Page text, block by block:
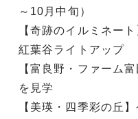
～10月中旬）
【奇跡のイルミネー
紅葉谷ライトアップ
【富良野・ファーム
を見学
【美瑛・四季彩の丘